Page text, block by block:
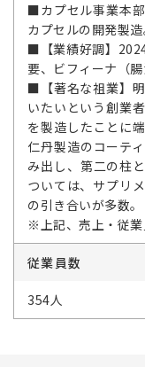
■カプセル事業本
カプセルの開発製
■【業績好調】
要、ビフィーナ（
■【著名な祖業】
いたいという創業
を製造したことに
仁丹製造のコーテ
み出し、第二の柱
ついては、サプリ
の引き合いが多数。
※上記、売上・従業
従業員数
354人